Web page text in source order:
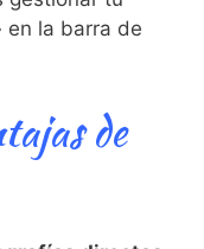
en la barra de
de